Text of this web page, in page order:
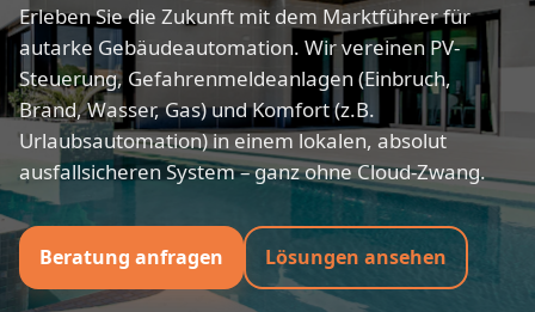
Erleben Sie die Zukunft mit dem Marktführer für
autarke Gebäudeautomation. Wir vereinen PV-
Steuerung, Gefahrenmeldeanlagen (Einbruch,
Brand, Wasser, Gas) und Komfort (z.B.
Urlaubsautomation) in einem lokalen, absolut
ausfallsicheren System – ganz ohne Cloud-Zwang.
Beratung anfragen Lösungen ansehen